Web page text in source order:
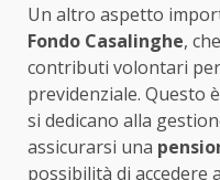
Un altro aspetto
Fondo Casalinghe,
contributi volontari
previdenziale. Questo
si dedicano alla
assicurarsi una
possibilità di accedere